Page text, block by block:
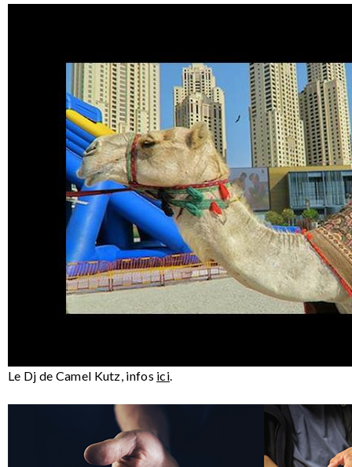
Le Dj de Camel Kutz, infos ici.